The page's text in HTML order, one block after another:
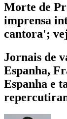
Morte de
imprensa
cantora';
Jornais de
Espanha,
Espanha e